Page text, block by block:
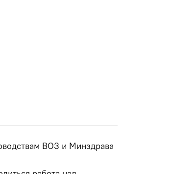
ВОЗ и Минздрава